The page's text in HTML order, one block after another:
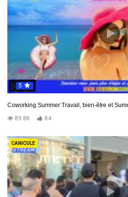
5
Coworking Summer:Travail, bien-être et
89.8K
84
CANICULE